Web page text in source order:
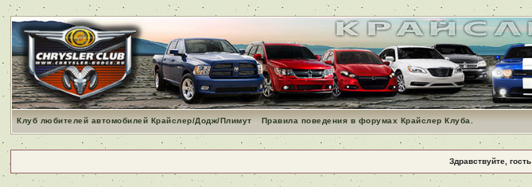
Клуб любителей автомобилей Крайслер/Додж/Плимут Правила поведения в форумах Крайслер Клуба.
Здравствуйте, гость